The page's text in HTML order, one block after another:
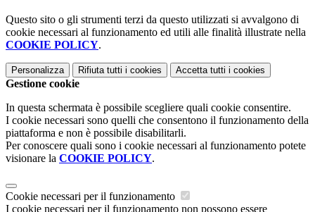
Questo sito o gli strumenti terzi da questo utilizzati si avvalgono di
cookie necessari al funzionamento ed utili alle finalità illustrate nella
COOKIE POLICY.
Personalizza Rifiuta tutti i cookies Accetta tutti i cookies
Gestione cookie
In questa schermata è possibile scegliere quali cookie consentire.
I cookie necessari sono quelli che consentono il funzionamento della
piattaforma e non è possibile disabilitarli.
Per conoscere quali sono i cookie necessari al funzionamento potete
visionare la COOKIE POLICY.
Cookie necessari per il funzionamento
I cookie necessari per il funzionamento non possono essere